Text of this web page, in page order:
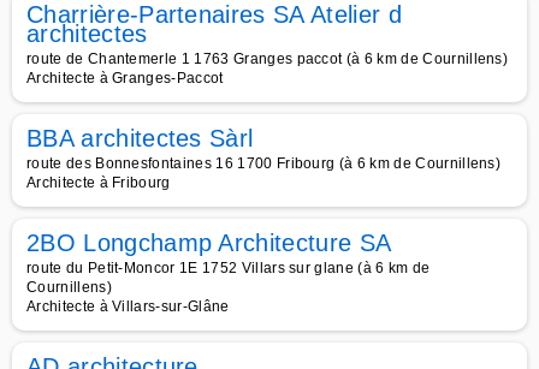
Charrière-Partenaires SA Atelier d
architectes
route de Chantemerle 1 1763 Granges paccot (à 6 km de Cournillens)
Architecte à Granges-Paccot
BBA architectes Sàrl
route des Bonnesfontaines 16 1700 Fribourg (à 6 km de Cournillens)
Architecte à Fribourg
2BO Longchamp Architecture SA
route du Petit-Moncor 1E 1752 Villars sur glane (à 6 km de
Cournillens)
Architecte à Villars-sur-Glâne